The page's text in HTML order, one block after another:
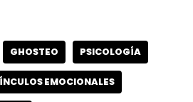
GHOSTEO PSICOLOGÍA
EMOCIONALES